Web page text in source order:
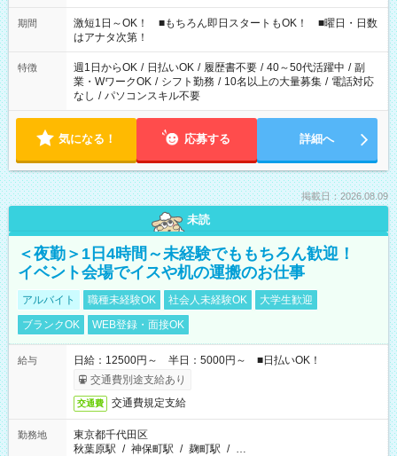
シフトもございます！ お気軽にご相談ください！
期間
激短1日～OK！ ■もちろん即日スタートもOK！ ■曜日・日数
はアナタ次第！
特徴 週1日からOK / 日払いOK / 履歴書不要 / 40～50代活躍中 / 副
業・WワークOK / シフト勤務 / 10名以上の大量募集 / 電話対応
なし / パソコンスキル不要
気になる！ 応募する 詳細へ
掲載日：2026.08.09
未読
＜夜勤＞1日4時間～未経験でももちろん歓迎！
イベント会場でイスや机の運搬のお仕事
アルバイト 職種未経験OK 社会人未経験OK
大学生歓迎
ブランクOK
WEB登録・面接OK
給与
日給：12500円～ 半日：5000円～ ■日払いOK！
交通費別途支給あり
交通費 交通費規定支給
勤務地
東京都千代田区
秋葉原駅 / 神保町駅 / 麹町駅 / …